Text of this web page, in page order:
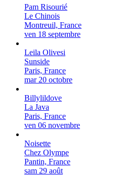
Pam Risourié
Le Chinois
Montreuil, France
ven 18 septembre
Leila Olivesi
Sunside
Paris, France
mar 20 octobre
Billylildove
La Java
Paris, France
ven 06 novembre
Noisette
Chez Olympe
Pantin, France
sam 29 août